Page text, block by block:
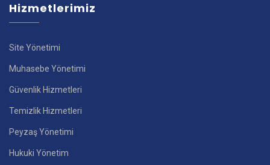
Hizmetlerimiz
Site Yönetimi
Muhasebe Yönetimi
Güvenlik Hizmetleri
Temizlik Hizmetleri
Peyzaş Yönetimi
Hukuki Yönetim